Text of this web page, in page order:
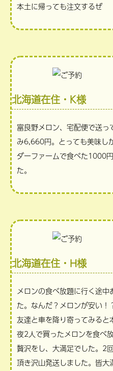
本土に帰っても注文するぜ
北海道在住・K様
富良野メロン、宅配便で送
み6,660円。とっても美味し
ダーファームで食べた1000
た。
北海道在住・H様
メロンの食べ放題に行く途
た。なんだ？メロンが安い！
友達と車を降り寄ってみると
夜2人で買ったメロンを食べ
贅沢をし、大満足でした。2
頂き沢山発送しました。皆大